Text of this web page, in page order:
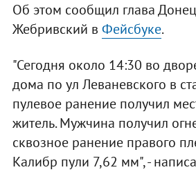
Об этом сообщил глава
Жебривский в Фейсбуке.
"Сегодня около 14:30 во
дома по ул Леваневского в
пулевое ранение получил
житель. Мужчина получил
сквозное ранение правого
Калибр пули 7,62 мм", -